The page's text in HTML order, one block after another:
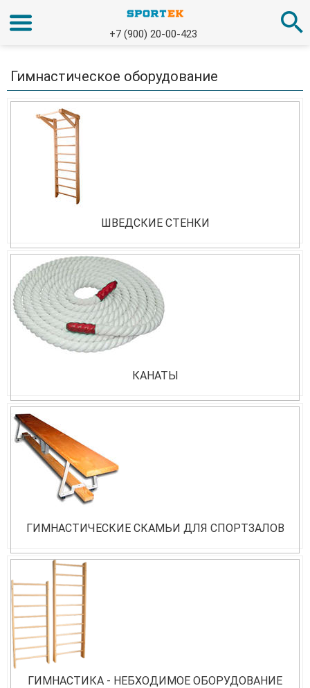
+7 (900) 20-00-423
Гимнастическое оборудование
ШВЕДСКИЕ СТЕНКИ
КАНАТЫ
ГИМНАСТИЧЕСКИЕ СКАМЬИ ДЛЯ СПОРТЗАЛОВ
ГИМНАСТИКА - НЕБХОДИМОЕ ОБОРУДОВАНИЕ